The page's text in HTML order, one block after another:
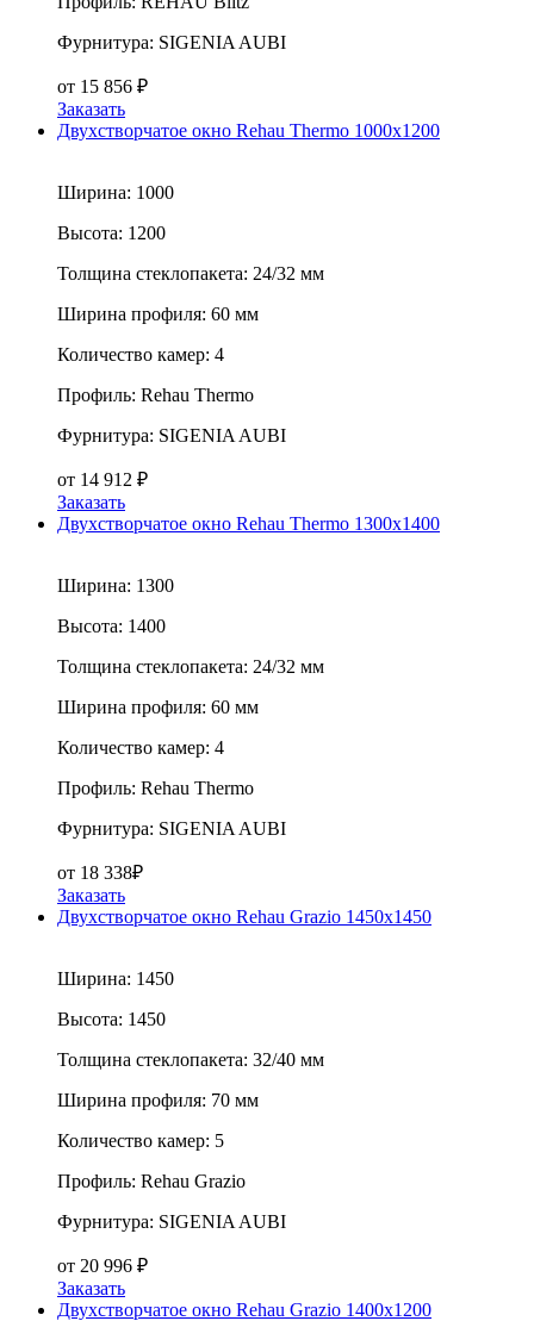
Фурнитура: SIGENIA AUBI
от 15 856 ₽
Заказать
Двухстворчатое окно Rehau Thermo 1000x1200
Ширина: 1000
Высота: 1200
Толщина стеклопакета: 24/32 мм
Ширина профиля: 60 мм
Количество камер: 4
Профиль: Rehau Thermo
Фурнитура: SIGENIA AUBI
от 14 912 ₽
Заказать
Двухстворчатое окно Rehau Thermo 1300x1400
Ширина: 1300
Высота: 1400
Толщина стеклопакета: 24/32 мм
Ширина профиля: 60 мм
Количество камер: 4
Профиль: Rehau Thermo
Фурнитура: SIGENIA AUBI
от 18 338₽
Заказать
Двухстворчатое окно Rehau Grazio 1450x1450
Ширина: 1450
Высота: 1450
Толщина стеклопакета: 32/40 мм
Ширина профиля: 70 мм
Количество камер: 5
Профиль: Rehau Grazio
Фурнитура: SIGENIA AUBI
от 20 996 ₽
Заказать
Двухстворчатое окно Rehau Grazio 1400x1200